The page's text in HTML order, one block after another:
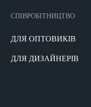
СПІВРОБІТНИЦТВО
ДЛЯ ОПТОВИКІВ
ДЛЯ ДИЗАЙНЕРІВ